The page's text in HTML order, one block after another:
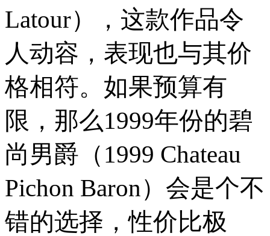
Latour），这款作品令
人动容，表现也与其价
格相符。如果预算有
限，那么1999年份的碧
尚男爵（1999 Chateau
Pichon Baron）会是个不
错的选择，性价比极